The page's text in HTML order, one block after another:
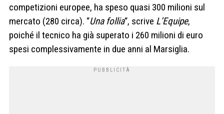
competizioni europee, ha speso quasi 300 milioni sul
mercato (280 circa). “Una follia“, scrive L’Equipe,
poiché il tecnico ha già superato i 260 milioni di euro
spesi complessivamente in due anni al Marsiglia.